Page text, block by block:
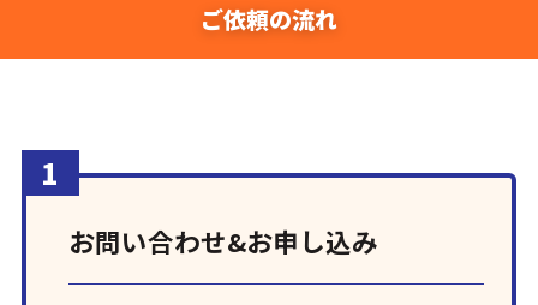
ご依頼の流れ
お問い合わせ&お申し込み